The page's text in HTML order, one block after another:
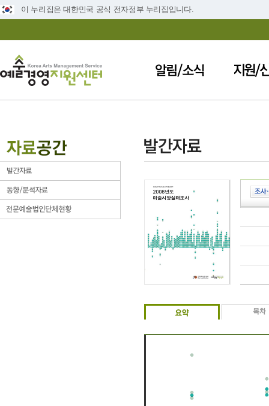
이 누리집은 대한민국 공식 전자정부 누리집입니다.